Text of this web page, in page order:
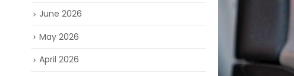
June 2026
May 2026
April 2026